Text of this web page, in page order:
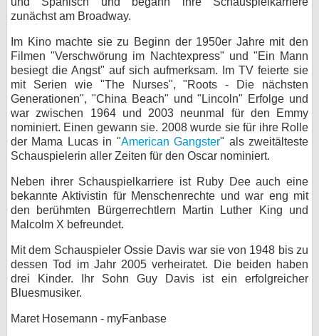
zunächst am Broadway.
Im Kino machte sie zu Beginn der 1950er Jahre mit den
Filmen "Verschwörung im Nachtexpress" und "Ein Mann
besiegt die Angst" auf sich aufmerksam. Im TV feierte sie
mit Serien wie "The Nurses", "Roots - Die nächsten
Generationen", "China Beach" und "Lincoln" Erfolge und
war zwischen 1964 und 2003 neunmal für den Emmy
nominiert. Einen gewann sie. 2008 wurde sie für ihre Rolle
der Mama Lucas in "American Gangster" als zweitälteste
Schauspielerin aller Zeiten für den Oscar nominiert.
Neben ihrer Schauspielkarriere ist Ruby Dee auch eine
bekannte Aktivistin für Menschenrechte und war eng mit
den berühmten Bürgerrechtlern Martin Luther King und
Malcolm X befreundet.
Mit dem Schauspieler Ossie Davis war sie von 1948 bis zu
dessen Tod im Jahr 2005 verheiratet. Die beiden haben
drei Kinder. Ihr Sohn Guy Davis ist ein erfolgreicher
Bluesmusiker.
Maret Hosemann - myFanbase
Gewinnspiele
Forum
bei X
bei Facebook
Kontakt
Nutzungsbedingungen
Datenschutz
Cookie-Einstellungen